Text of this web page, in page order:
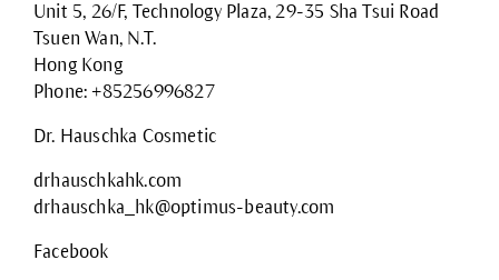
Unit 5, 26/F, Technology Plaza, 29-35 Sha Tsui Road
Tsuen Wan, N.T.
Hong Kong
Phone: +85256996827
Dr. Hauschka Cosmetic
drhauschkahk.com
drhauschka_hk@optimus-beauty.com
Facebook